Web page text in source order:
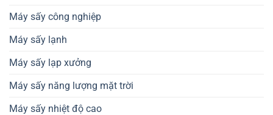
Máy sấy công nghiệp
Máy sấy lạnh
Máy sấy lạp xưởng
Máy sấy năng lượng mặt trời
Máy sấy nhiệt độ cao